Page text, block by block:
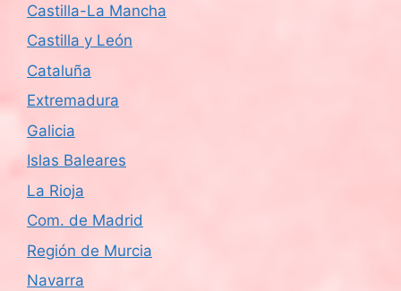
Castilla-La Mancha
Castilla y León
Cataluña
Extremadura
Galicia
Islas Baleares
La Rioja
Com. de Madrid
Región de Murcia
Navarra